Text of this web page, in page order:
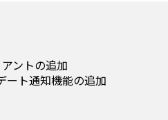
ントの追加
ート通知機能の追加